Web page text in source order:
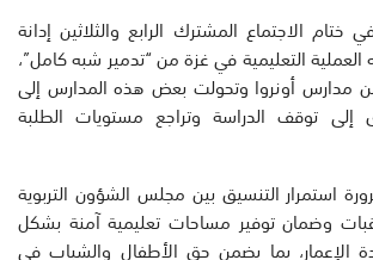
ختام الاجتماع المشترك الرابع والثلاثين إدانة
العملية التعليمية في غزة من “تدمير شبه كامل”،
90% من مدارس أونروا وتحولت بعض هذه المدارس إلى
إلى توقف الدراسة وتراجع مستويات الطلبة
استمرار التنسيق بين مجلس الشؤون التربوية
وضمان توفير مساحات تعليمية آمنة بشكل
الإعمار، بما يضمن حق الأطفال والشباب في